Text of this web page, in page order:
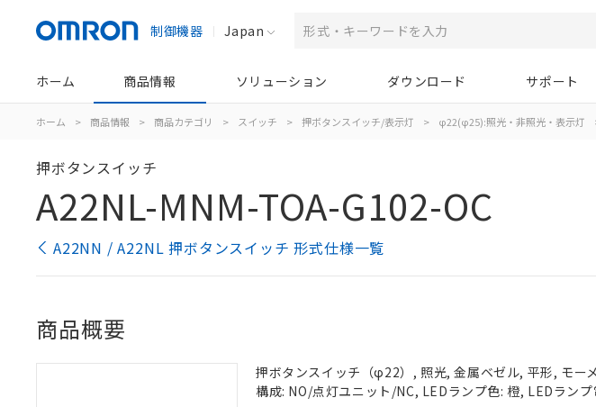
制御機器 Japan
ホーム 商品情報 ソリューション ダウンロード サポート
ホーム > 商品情報 > 商品カテゴリ > スイッチ > 押ボタンスイッチ/表示灯 > φ22(φ25):照光・非照光・表示灯
押ボタンスイッチ
A22NL-MNM-TOA-G102-OC
A22NN / A22NL 押ボタンスイッチ 形式仕様一覧
商品概要
押ボタンスイッチ（φ22）, 照光, 金属ベゼル, 平形, モー
構成: NO/点灯ユニット/NC, LEDランプ色: 橙, LEDラン